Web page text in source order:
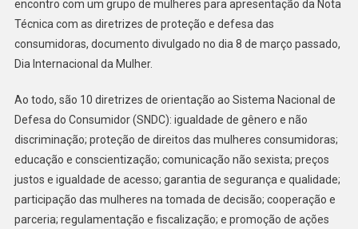
encontro com um grupo de mulheres para apresentação da Nota
Técnica com as diretrizes de proteção e defesa das
consumidoras, documento divulgado no dia 8 de março passado,
Dia Internacional da Mulher.
Ao todo, são 10 diretrizes de orientação ao Sistema Nacional de
Defesa do Consumidor (SNDC): igualdade de gênero e não
discriminação; proteção de direitos das mulheres consumidoras;
educação e conscientização; comunicação não sexista; preços
justos e igualdade de acesso; garantia de segurança e qualidade;
participação das mulheres na tomada de decisão; cooperação e
parceria; regulamentação e fiscalização; e promoção de ações